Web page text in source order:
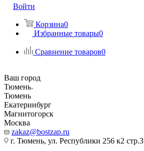
Войти
Корзина0
Избранные товары0
Сравнение товаров0
Ваш город
Тюмень
Тюмень
Екатеринбург
Магнитогорск
Москва
zakaz@bostzap.ru
г. Тюмень, ул. Республики 256 к2 стр.3